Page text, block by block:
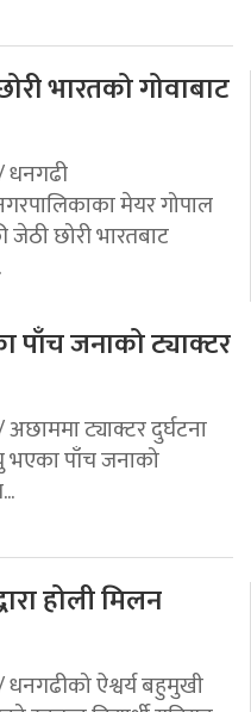
भारतको गोवाबाट
धनगढी
मेयर गोपाल
छोरी भारतबाट
पाँच जनाको ट्याक्टर
ट्याक्टर दुर्घटना
भएका पाँच जनाको
होली मिलन
ऐश्वर्य बहुमुखी